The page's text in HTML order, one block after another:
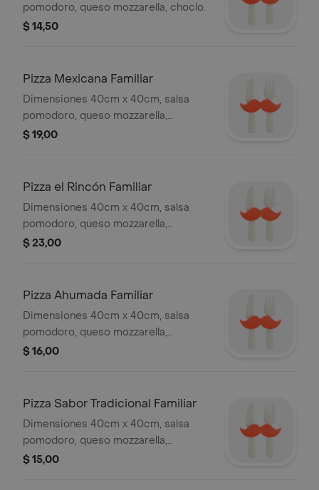
pomodoro, queso mozzarella, choclo.
$ 14,50
Pizza Mexicana Familiar
Dimensiones 40cm x 40cm, salsa
pomodoro, queso mozzarella,
pimientos rojos y verdes, carne
$ 19,00
Pizza el Rincón Familiar
Dimensiones 40cm x 40cm, salsa
pomodoro, queso mozzarella,
pepperoni, salami, champiñón, tocino,
$ 23,00
Pizza Ahumada Familiar
Dimensiones 40cm x 40cm, salsa
pomodoro, queso mozzarella,
salchicha ahumada, tocino, maíz
$ 16,00
Pizza Sabor Tradicional Familiar
Dimensiones 40cm x 40cm, salsa
pomodoro, queso mozzarella,
menestra, tocino.
$ 15,00